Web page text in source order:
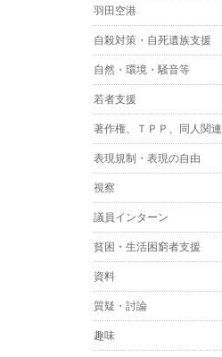
羽田空港
自殺対策・自死遺族支援
自然・環境・騒音等
若者支援
著作権、ＴＰＰ、同人関連
表現規制・表現の自由
視察
議員インターン
貧困・生活困窮者支援
資料
質疑・討論
趣味